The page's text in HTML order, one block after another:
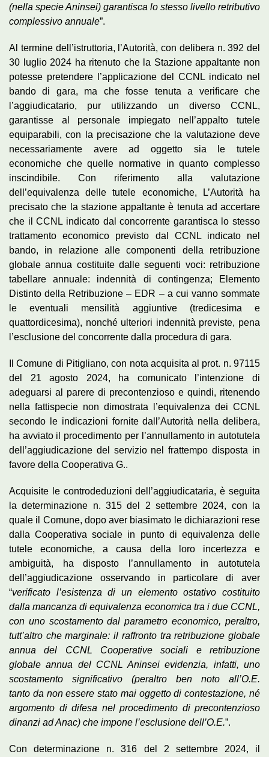
(nella specie Aninsei) garantisca lo stesso livello retributivo
complessivo annuale”.
Al termine dell’istruttoria, l’Autorità, con delibera n. 392 del
30 luglio 2024 ha ritenuto che la Stazione appaltante non
potesse pretendere l’applicazione del CCNL indicato nel
bando di gara, ma che fosse tenuta a verificare che
l’aggiudicatario, pur utilizzando un diverso CCNL,
garantisse al personale impiegato nell’appalto tutele
equiparabili, con la precisazione che la valutazione deve
necessariamente avere ad oggetto sia le tutele
economiche che quelle normative in quanto complesso
inscindibile. Con riferimento alla valutazione
dell’equivalenza delle tutele economiche, L’Autorità ha
precisato che la stazione appaltante è tenuta ad accertare
che il CCNL indicato dal concorrente garantisca lo stesso
trattamento economico previsto dal CCNL indicato nel
bando, in relazione alle componenti della retribuzione
globale annua costituite dalle seguenti voci: retribuzione
tabellare annuale: indennità di contingenza; Elemento
Distinto della Retribuzione – EDR – a cui vanno sommate
le eventuali mensilità aggiuntive (tredicesima e
quattordicesima), nonché ulteriori indennità previste, pena
l’esclusione del concorrente dalla procedura di gara.
Il Comune di Pitigliano, con nota acquisita al prot. n. 97115
del 21 agosto 2024, ha comunicato l’intenzione di
adeguarsi al parere di precontenzioso e quindi, ritenendo
nella fattispecie non dimostrata l’equivalenza dei CCNL
secondo le indicazioni fornite dall’Autorità nella delibera,
ha avviato il procedimento per l’annullamento in autotutela
dell’aggiudicazione del servizio nel frattempo disposta in
favore della Cooperativa G..
Acquisite le controdeduzioni dell’aggiudicataria, è seguita
la determinazione n. 315 del 2 settembre 2024, con la
quale il Comune, dopo aver biasimato le dichiarazioni rese
dalla Cooperativa sociale in punto di equivalenza delle
tutele economiche, a causa della loro incertezza e
ambiguità, ha disposto l’annullamento in autotutela
dell’aggiudicazione osservando in particolare di aver
“verificato l’esistenza di un elemento ostativo costituito
dalla mancanza di equivalenza economica tra i due CCNL,
con uno scostamento dal parametro economico, peraltro,
tutt’altro che marginale: il raffronto tra retribuzione globale
annua del CCNL Cooperative sociali e retribuzione
globale annua del CCNL Aninsei evidenzia, infatti, uno
scostamento significativo (peraltro ben noto all’O.E.
tanto da non essere stato mai oggetto di contestazione, né
argomento di difesa nel procedimento di precontenzioso
dinanzi ad Anac) che impone l’esclusione dell’O.E.”.
Con determinazione n. 316 del 2 settembre 2024, il